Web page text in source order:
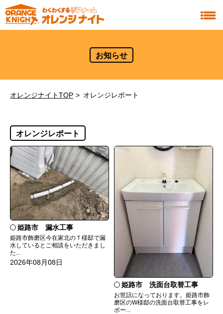
お知らせ
オレンジナイトTOP オレンジレポート
オレンジレポート
姫路市 漏水工事
姫路市飾磨区今在家北のＴ様邸で漏
水しているとご相談をいただきまし
た...
2026年08月08日
姫路市 洗面台取替工事
お世話になっております。姫路市飾
磨区のW様邸の洗面台取替工事をレ
ポー...